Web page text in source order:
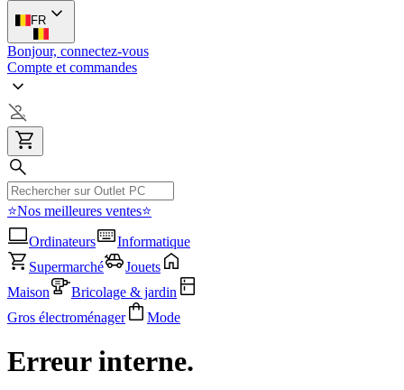
FR
Bonjour, connectez-vous
Compte et commandes
⭐Nos meilleures ventes⭐
Ordinateurs
Informatique
Supermarché
Jouets
Maison
Bricolage & jardin
Gros électroménager
Mode
Erreur interne.